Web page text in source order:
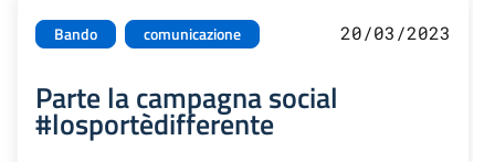
Bando comunicazione 20/03/2023
Parte la campagna social
#losportèdifferente